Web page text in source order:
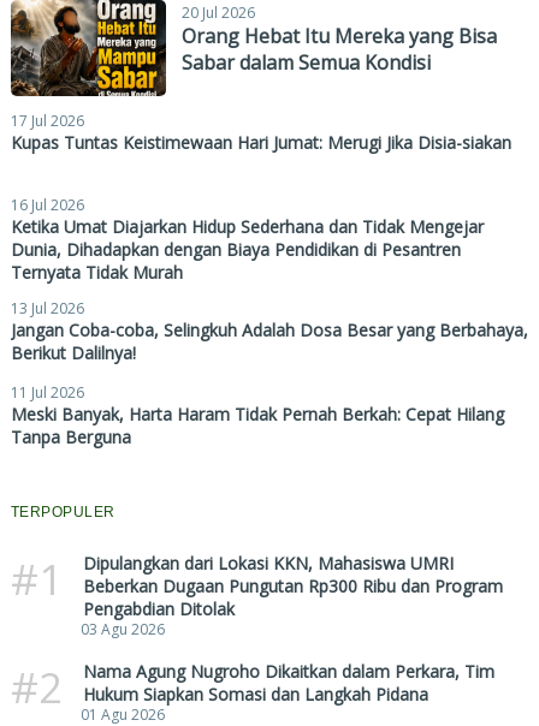
20 Jul 2026
Orang Hebat Itu Mereka yang Bisa
Sabar dalam Semua Kondisi
17 Jul 2026
Kupas Tuntas Keistimewaan Hari Jumat: Merugi Jika Disia-siakan
16 Jul 2026
Ketika Umat Diajarkan Hidup Sederhana dan Tidak Mengejar
Dunia, Dihadapkan dengan Biaya Pendidikan di Pesantren
Ternyata Tidak Murah
13 Jul 2026
Jangan Coba-coba, Selingkuh Adalah Dosa Besar yang Berbahaya,
Berikut Dalilnya!
11 Jul 2026
Meski Banyak, Harta Haram Tidak Pernah Berkah: Cepat Hilang
Tanpa Berguna
TERPOPULER
#1
Dipulangkan dari Lokasi KKN, Mahasiswa UMRI
Beberkan Dugaan Pungutan Rp300 Ribu dan Program
Pengabdian Ditolak
03 Agu 2026
#2
Nama Agung Nugroho Dikaitkan dalam Perkara, Tim
Hukum Siapkan Somasi dan Langkah Pidana
01 Agu 2026